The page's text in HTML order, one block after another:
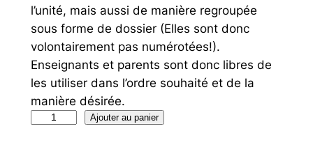
l’unité, mais aussi de manière regroupée
sous forme de dossier (Elles sont donc
volontairement pas numérotées!).
Enseignants et parents sont donc libres de
les utiliser dans l’ordre souhaité et de la
manière désirée.
Ajouter au panier